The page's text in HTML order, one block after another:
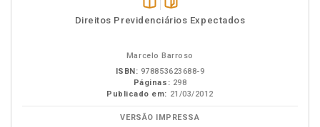
Disponível
páginas
Direitos Previdenciários Expectados
Marcelo Barroso
ISBN: 978853623688-9
Páginas: 298
Publicado em: 21/03/2012
VERSÃO IMPRESSA